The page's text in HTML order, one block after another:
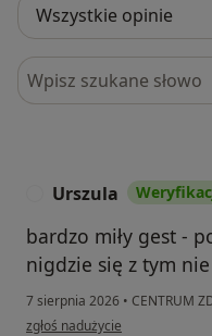
Szukaj w opiniach
Urszula
bardzo miły gest -
nigdzie się z tym
7 sierpnia 2026 • CENTRUM
w opinii użytkownika Urszula
zgłoś nadużycie